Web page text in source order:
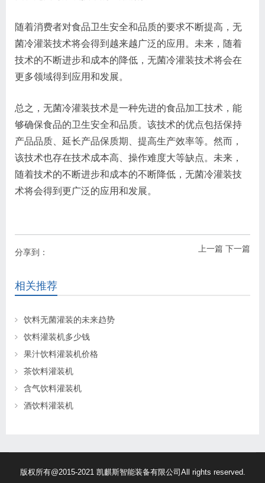
随着消费者对食品卫生安全和品质的要求不断提高，无
菌冷灌装技术将会得到越来越广泛的应用。未来，随着
技术的不断进步和成本的降低，无菌冷灌装技术将会在
更多领域得到应用和发展。
总之，无菌冷灌装技术是一种先进的食品加工技术，能
够确保食品的卫生安全和品质。该技术的优点包括保持
产品品质、延长产品保质期、提高生产效率等。然而，
该技术也存在技术成本高、操作难度大等缺点。未来，
随着技术的不断进步和成本的不断降低，无菌冷灌装技
术将会得到更广泛的应用和发展。
上一篇 下一篇
分享到：
相关推荐
饮料无菌灌装的未来趋势
饮料灌装机多少钱
果汁饮料灌装机价格
茶饮料灌装机
含气饮料灌装机
酒饮料灌装机
版权所有@2015-2021 凯麒斯智能装备有限公司All rights reserved.